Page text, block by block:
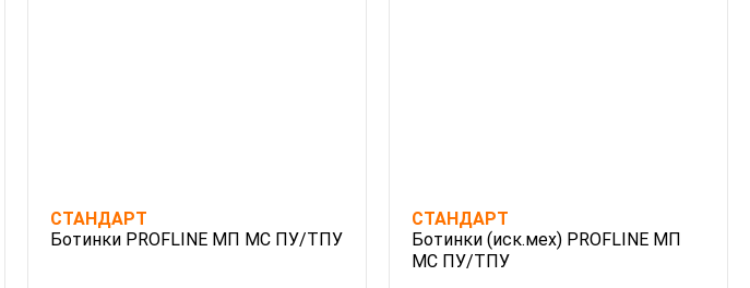
СТАНДАРТ
Ботинки PROFLINE МП МС ПУ/ТПУ
СТАНДАРТ
Ботинки (иск.мех) PROFLINE МП
МС ПУ/ТПУ